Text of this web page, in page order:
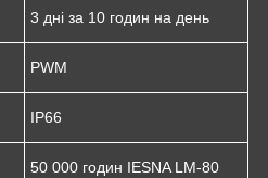
3 дні за 10 годин на день
PWM
IP66
50 000 годин IESNA LM-80